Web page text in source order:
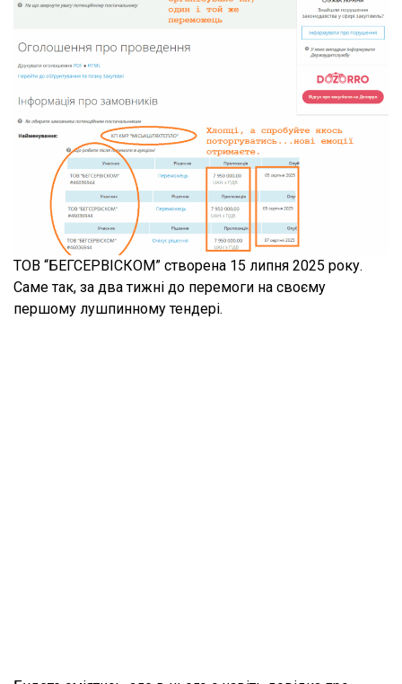
ТОВ “БЕГСЕРВІСКОМ” створена 15 липня 2025 року.
Саме так, за два тижні до перемоги на своєму
першому лушпинному тендері.